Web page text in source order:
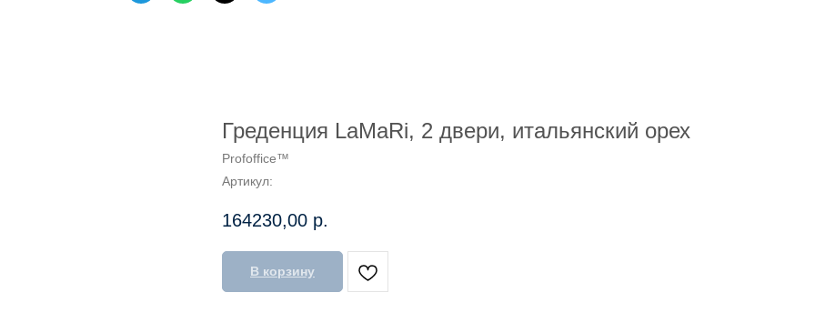
Греденция LaMaRi, 2 двери, итальянский орех
Profoffice™
Артикул:
164230,00 р.
В корзину